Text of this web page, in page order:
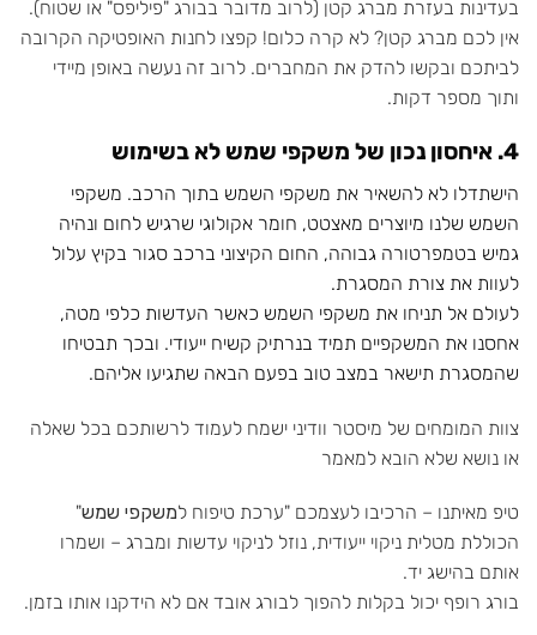
בעדינות בעזרת מברג קטן (לרוב מדובר בבורג "פיליפס" או שטוח).
אין לכם מברג קטן? לא קרה כלום! קפצו לחנות האופטיקה הקרובה
לביתכם ובקשו להדק את המחברים. לרוב זה נעשה באופן מיידי
ותוך מספר דקות.
4. איחסון נכון של משקפי שמש לא בשימוש
הישתדלו לא להשאיר את משקפי השמש בתוך הרכב. משקפי
השמש שלנו מיוצרים מאצטט, חומר אקולוגי שרגיש לחום ונהיה
גמיש בטמפרטורה גבוהה, החום הקיצוני ברכב סגור בקיץ עלול
לעוות את צורת המסגרת.
לעולם אל תניחו את משקפי השמש כאשר העדשות כלפי מטה,
אחסנו את המשקפיים תמיד בנרתיק קשיח ייעודי. ובכך תבטיחו
שהמסגרת תישאר במצב טוב בפעם הבאה שתגיעו אליהם.
צוות המומחים של מיסטר וודיני ישמח לעמוד לרשותכם בכל שאלה
או נושא שלא הובא למאמר
טיפ מאיתנו – הרכיבו לעצמכם "ערכת טיפוח למשקפי שמש"
הכוללת מטלית ניקוי ייעודית, נוזל לניקוי עדשות ומברג – ושמרו
אותם בהישג יד.
בורג רופף יכול בקלות להפוך לבורג אובד אם לא הידקנו אותו בזמן.